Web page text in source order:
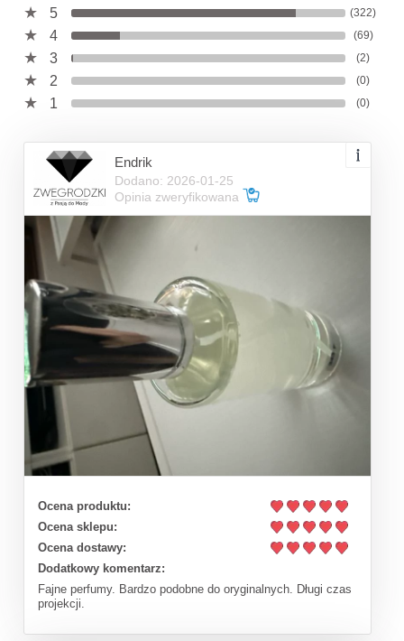
5 (322)
4 (69)
3 (2)
2 (0)
1 (0)
Endrik
Dodano: 2026-01-25
Opinia zweryfikowana
Ocena produktu:
Ocena sklepu:
Ocena dostawy:
Dodatkowy komentarz:
Fajne perfumy. Bardzo podobne do oryginalnych. Długi czas
projekcji.